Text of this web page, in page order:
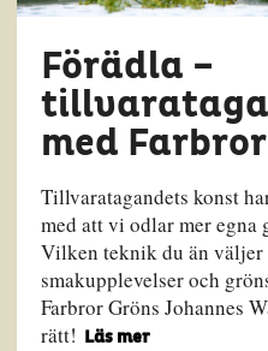
Förädla –
med
Tillvaratagandets konst
med att vi odlar mer egna
Vilken teknik du än väljer
smakupplevelser och
Farbror Gröns Johannes
rätt!
Läs mer